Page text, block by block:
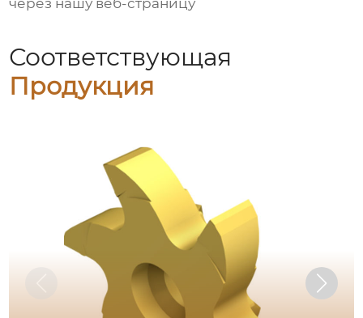
через нашу веб-страницу
Соответствующая
Продукция